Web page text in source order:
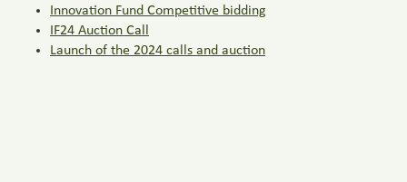
Innovation Fund Competitive bidding
IF24 Auction Call
Launch of the 2024 calls and auction